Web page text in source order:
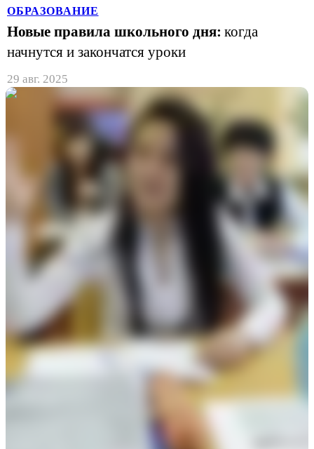
ОБРАЗОВАНИЕ
Новые правила школьного дня: когда
начнутся и закончатся уроки
29 авг. 2025